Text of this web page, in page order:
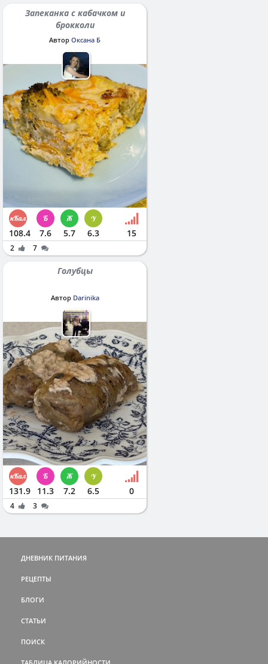
Запеканка с кабачком и
брокколи
Автор Оксана Б
108.4 7.6 5.7 6.3 15
2 7
Голубцы
Автор Darinika
131.9 11.3 7.2 6.5 0
4 3
ДНЕВНИК ПИТАНИЯ
РЕЦЕПТЫ
БЛОГИ
СТАТЬИ
ПОИСК